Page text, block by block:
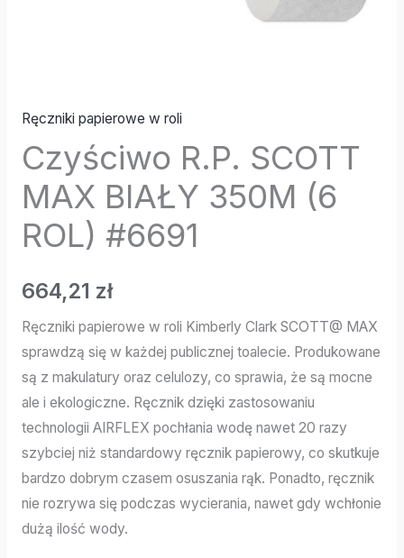
Ręczniki papierowe w roli
Czyściwo R.P. SCOTT
MAX BIAŁY 350M (6
ROL) #6691
664,21 zł
Ręczniki papierowe w roli Kimberly Clark SCOTT@ MAX
sprawdzą się w każdej publicznej toalecie. Produkowane
są z makulatury oraz celulozy, co sprawia, że są mocne
ale i ekologiczne. Ręcznik dzięki zastosowaniu
technologii AIRFLEX pochłania wodę nawet 20 razy
szybciej niż standardowy ręcznik papierowy, co skutkuje
bardzo dobrym czasem osuszania rąk. Ponadto, ręcznik
nie rozrywa się podczas wycierania, nawet gdy wchłonie
dużą ilość wody.